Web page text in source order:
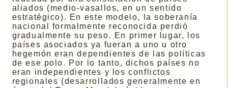
aliados (medio-vasallos, en un sentido
estratégico). En este modelo, la soberanía
nacional formalmente reconocida perdió
gradualmente su peso. En primer lugar, los
países asociados ya fueran a uno u otro
hegemón eran dependientes de las políticas
de ese polo. Por lo tanto, dichos países no
eran independientes y los conflictos
regionales (desarrollados generalmente en